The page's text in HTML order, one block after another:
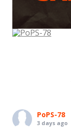
PoPS-78
3 days ago